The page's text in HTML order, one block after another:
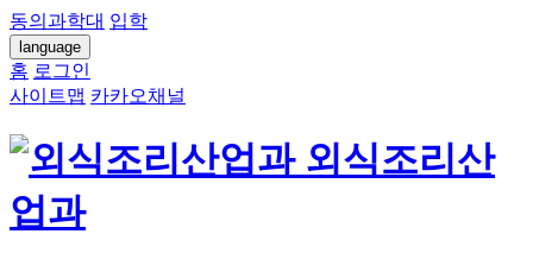
동의과학대 입학
language
홈 로그인
사이트맵 카카오채널
외식조리산
업과